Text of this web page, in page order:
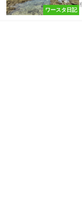
ワースタ日記